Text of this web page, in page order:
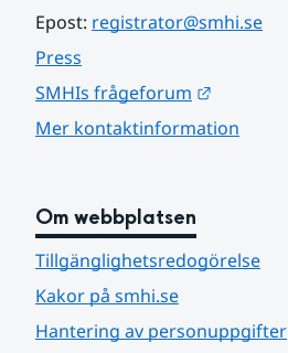
Epost: registrator@smhi.se
Press
SMHIs frågeforum
Mer kontaktinformation
Om webbplatsen
Tillgänglighetsredogörelse
Kakor på smhi.se
Hantering av personuppgifter